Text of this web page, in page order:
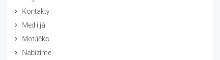
Kontakty
Med i já
Motúčko
Nabízíme